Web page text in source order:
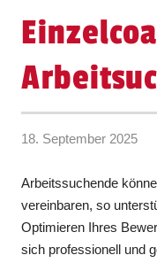
18. September 2025
Arbeitssuchende
vereinbaren, so
Optimieren Ihres
sich professionell und